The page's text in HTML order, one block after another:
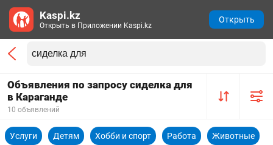
Объявления по запросу сиделка для
в Караганде
10 объявлений
Услуги Детям Хобби и спорт Работа Животные
Kaspi.kz
Открыть в Приложении Kaspi.kz
Открыть